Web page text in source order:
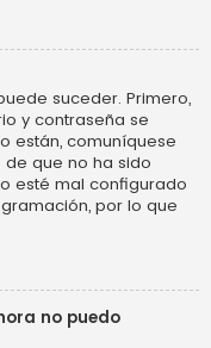
suceder. Primero,
y contraseña se
están, comuníquese
de que no ha sido
esté mal configurado
por lo que
no puedo